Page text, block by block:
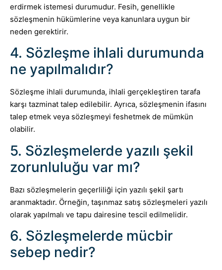
erdirmek istemesi durumudur. Fesih, genellikle
sözleşmenin hükümlerine veya kanunlara uygun bir
neden gerektirir.
4. Sözleşme ihlali durumunda
ne yapılmalıdır?
Sözleşme ihlali durumunda, ihlali gerçekleştiren tarafa
karşı tazminat talep edilebilir. Ayrıca, sözleşmenin ifasını
talep etmek veya sözleşmeyi feshetmek de mümkün
olabilir.
5. Sözleşmelerde yazılı şekil
zorunluluğu var mı?
Bazı sözleşmelerin geçerliliği için yazılı şekil şartı
aranmaktadır. Örneğin, taşınmaz satış sözleşmeleri yazılı
olarak yapılmalı ve tapu dairesine tescil edilmelidir.
6. Sözleşmelerde mücbir
sebep nedir?